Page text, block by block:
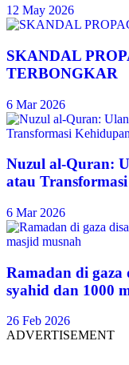
12 May 2026
SKANDAL
TERBONGKAR
6 Mar 2026
Nuzul al-Quran:
atau
6 Mar 2026
Ramadan di gaza
syahid dan 1000
26 Feb 2026
ADVERTISEMENT